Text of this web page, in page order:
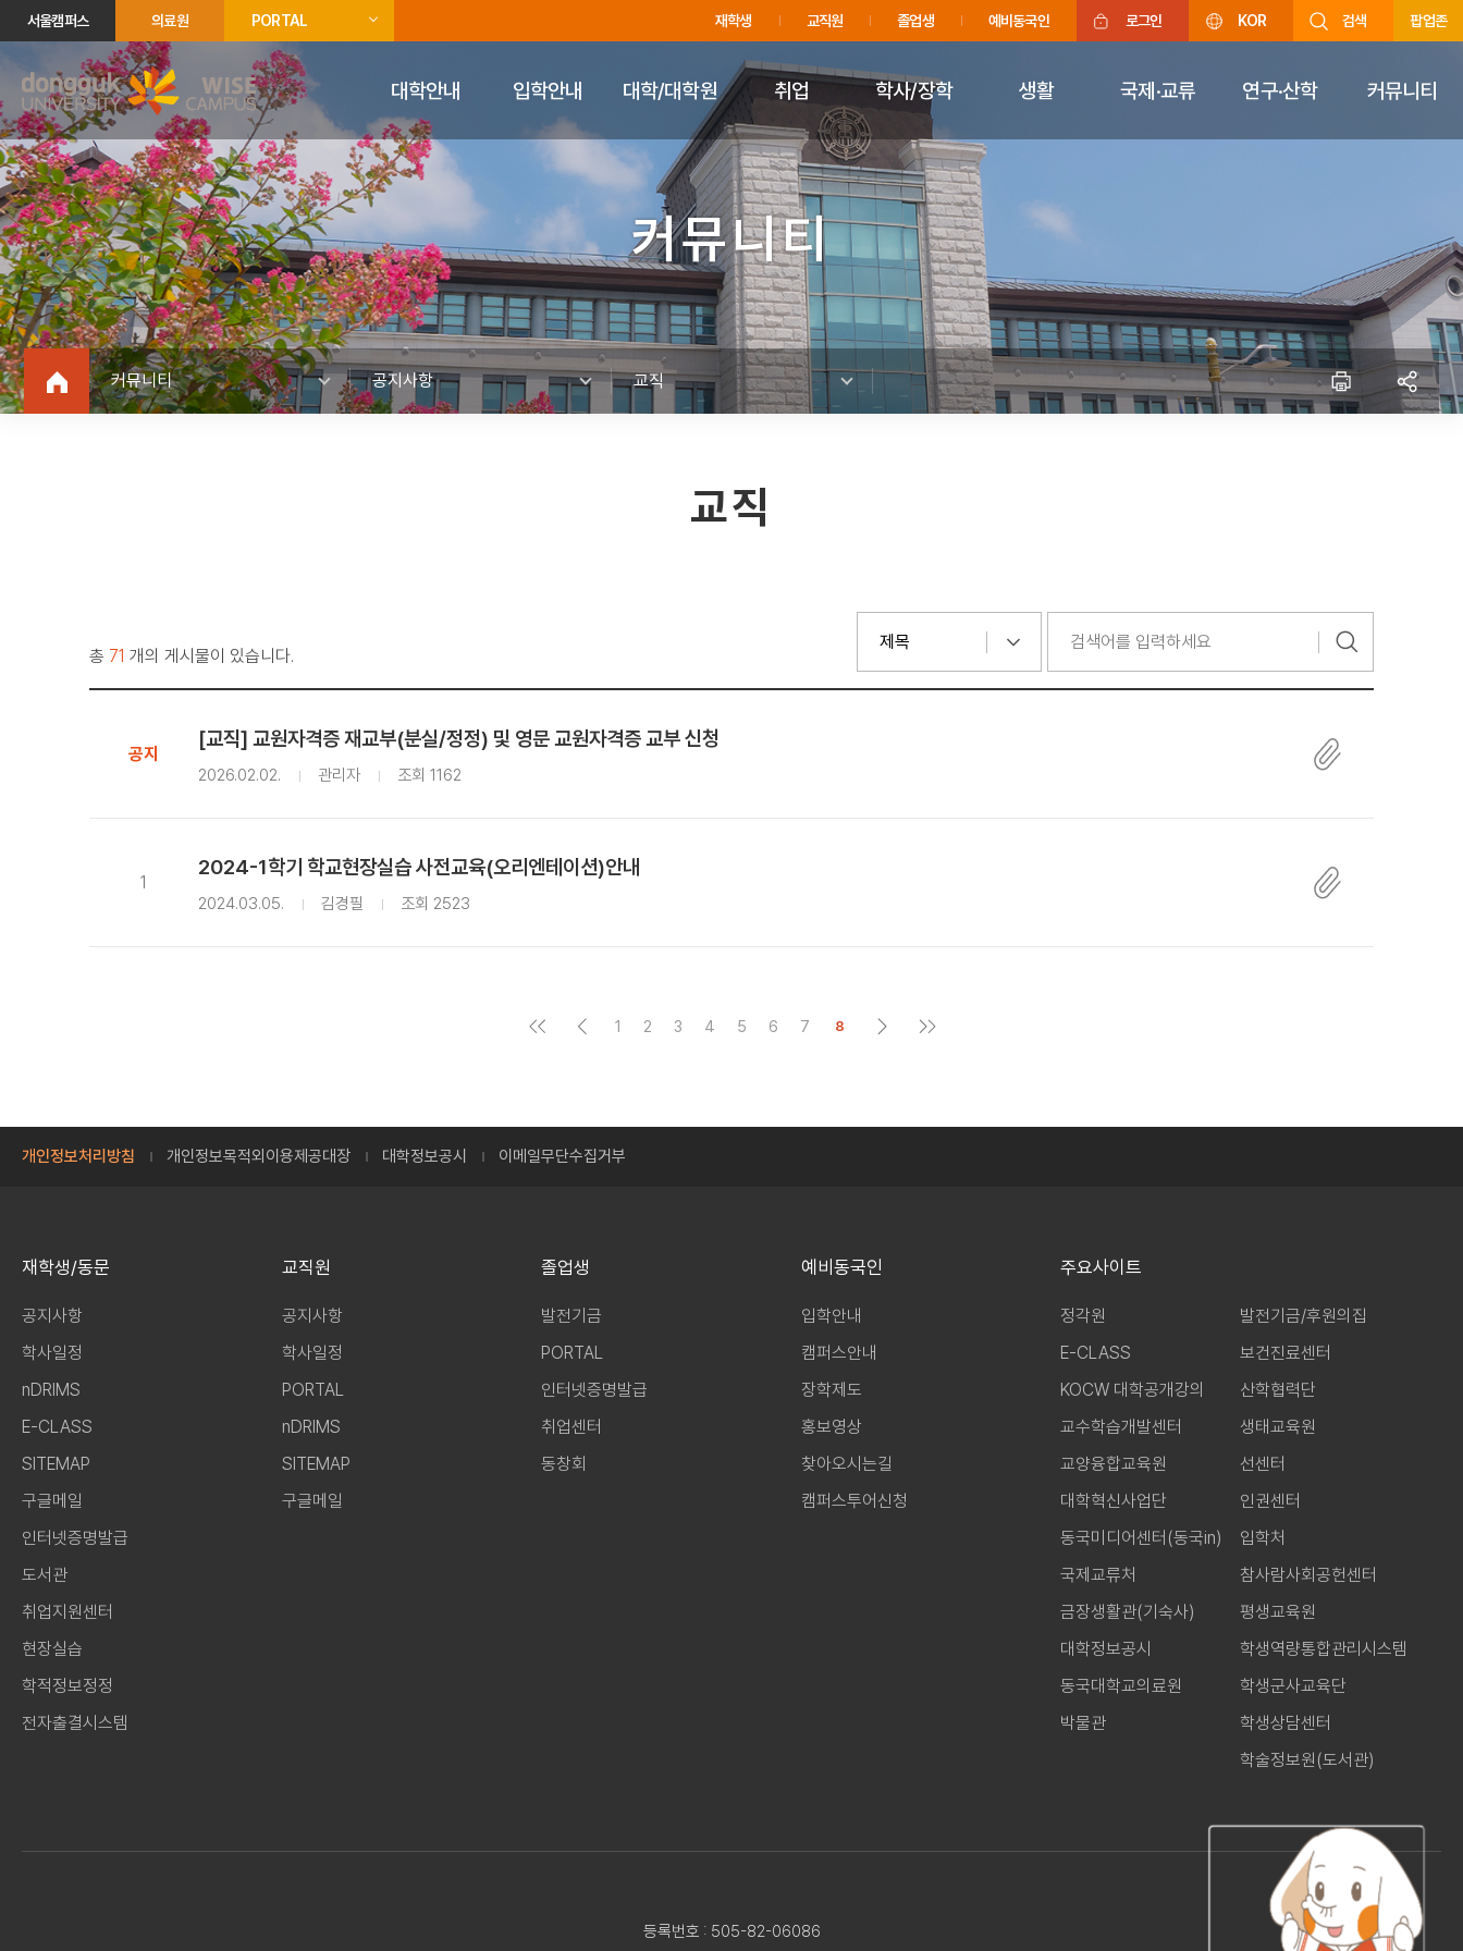
주메뉴 바로가기
푸터 바로가기
서울캠퍼스 의료원 PORTAL 재학생 교직원 졸업생 예비동국인 로그인 KOR 검색 팝업존
대학안내 입학안내 대학/대학원 취업 학사/장학 생활 국제·교류 연구·산학 커뮤니티
커뮤니티
커뮤니티 공지사항 교직
교직
총 71 개의 게시물이 있습니다.
공지
[교직] 교원자격증 재교부(분실/정정) 및 영문 교원자격증 교부 신청
2026.02.02. 관리자 조회 1162
1
2024-1학기 학교현장실습 사전교육(오리엔테이션)안내
2024.03.05. 김경필 조회 2523
1 2 3 4 5 6 7 8
개인정보처리방침 개인정보목적외이용제공대장 대학정보공시 이메일무단수집거부
재학생/동문
공지사항
학사일정
nDRIMS
E-CLASS
SITEMAP
구글메일
인터넷증명발급
도서관
취업지원센터
현장실습
학적정보정정
전자출결시스템
교직원
공지사항
학사일정
PORTAL
nDRIMS
SITEMAP
구글메일
졸업생
발전기금
PORTAL
인터넷증명발급
취업센터
동창회
예비동국인
입학안내
캠퍼스안내
장학제도
홍보영상
찾아오시는길
캠퍼스투어신청
주요사이트
정각원
E-CLASS
KOCW 대학공개강의
교수학습개발센터
교양융합교육원
대학혁신사업단
동국미디어센터(동국in)
국제교류처
금장생활관(기숙사)
대학정보공시
동국대학교의료원
박물관
발전기금/후원의집
보건진료센터
산학협력단
생태교육원
선센터
인권센터
입학처
참사람사회공헌센터
평생교육원
학생역량통합관리시스템
학생군사교육단
학생상담센터
학술정보원(도서관)
등록번호 : 505-82-06086